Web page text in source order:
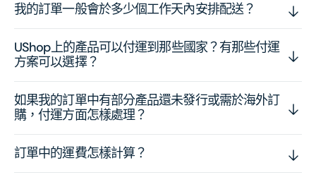
我的訂單一般會於多少個工作天內安排配送？
UShop上的產品可以付運到那些國家？有那些付運
方案可以選擇？
如果我的訂單中有部分產品還未發行或需於海外訂
購，付運方面怎樣處理？
訂單中的運費怎樣計算？